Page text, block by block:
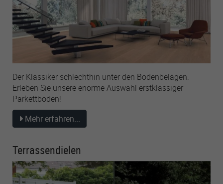
Der Klassiker schlechthin unter den Bodenbelägen.
Erleben Sie unsere enorme Auswahl erstklassiger
Parkettböden!
Mehr erfahren...
Terrassendielen